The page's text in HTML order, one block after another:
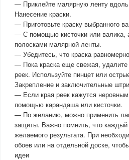
— Приклейте малярную ленту
Нанесение краски.
— Приготовьте краску выбранного
— С помощью кисточки или валика,
полосками малярной ленты.
— Убедитесь, что краска
— Пока краска еще свежая,
реек. Используйте пинцет или
Закрепление и заключительные
— Если края реек кажутся
помощью карандаша или кисточки.
— По желанию, можно применить
защиты. Важно помнить, что каждый
желаемого результата. При
обоев или на отдельной доске,
идеи